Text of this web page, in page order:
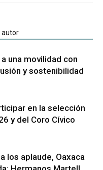
autor
una movilidad con
y sostenibilidad
en la selección
y del Coro Cívico
los aplaude, Oaxaca